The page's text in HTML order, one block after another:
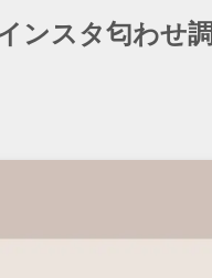
ンスタ匂わせ調